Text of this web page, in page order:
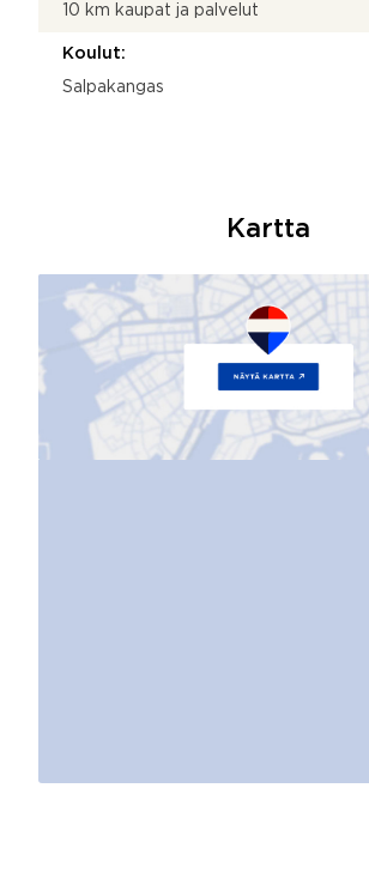
10 km kaupat ja palvelut
Koulut:
Salpakangas
Kartta